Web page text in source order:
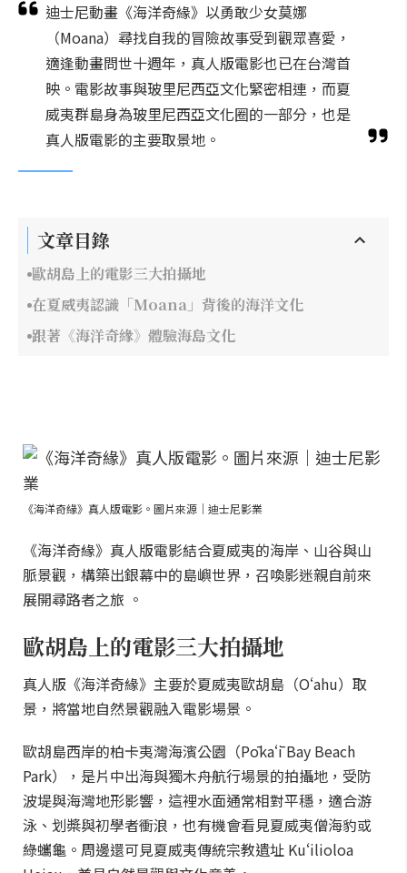
迪士尼動畫《海洋奇緣》以勇敢少女莫娜
（Moana）尋找自我的冒險故事受到觀眾喜愛，
適逢動畫問世十週年，真人版電影也已在台灣首
映。電影故事與玻里尼西亞文化緊密相連，而夏
威夷群島身為玻里尼西亞文化圈的一部分，也是
真人版電影的主要取景地。
文章目錄
歐胡島上的電影三大拍攝地
在夏威夷認識「Moana」背後的海洋文化
跟著《海洋奇緣》體驗海島文化
《海洋奇緣》真人版電影。圖片來源｜迪士尼影業
《海洋奇緣》真人版電影結合夏威夷的海岸、山谷與山
脈景觀，構築出銀幕中的島嶼世界，召喚影迷親自前來
展開尋路者之旅 。
歐胡島上的電影三大拍攝地
真人版《海洋奇緣》主要於夏威夷歐胡島（Oʻahu）取
景，將當地自然景觀融入電影場景。
歐胡島西岸的柏卡夷灣海濱公園（Pōkaʻī Bay Beach
Park），是片中出海與獨木舟航行場景的拍攝地，受防
波堤與海灣地形影響，這裡水面通常相對平穩，適合游
泳、划槳與初學者衝浪，也有機會看見夏威夷僧海豹或
綠蠵龜。周邊還可見夏威夷傳統宗教遺址 Kuʻilioloa